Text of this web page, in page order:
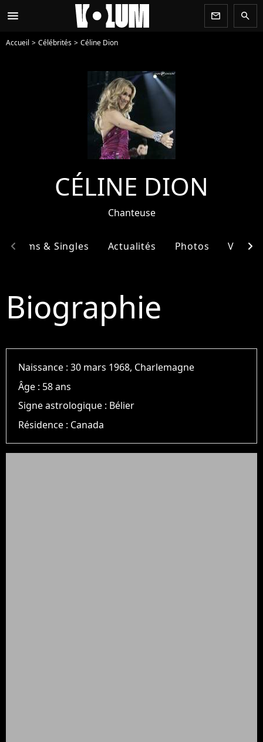
menu newsletter search
Accueil Célébrités Céline Dion
CÉLINE DION
Chanteuse
Albums & Singles Actualités Photos Vidéos
chevron_left chevron_right
Biographie
Naissance :30 mars 1968, Charlemagne
Âge : 58 ans
Signe astrologique : Bélier
Résidence : Canada